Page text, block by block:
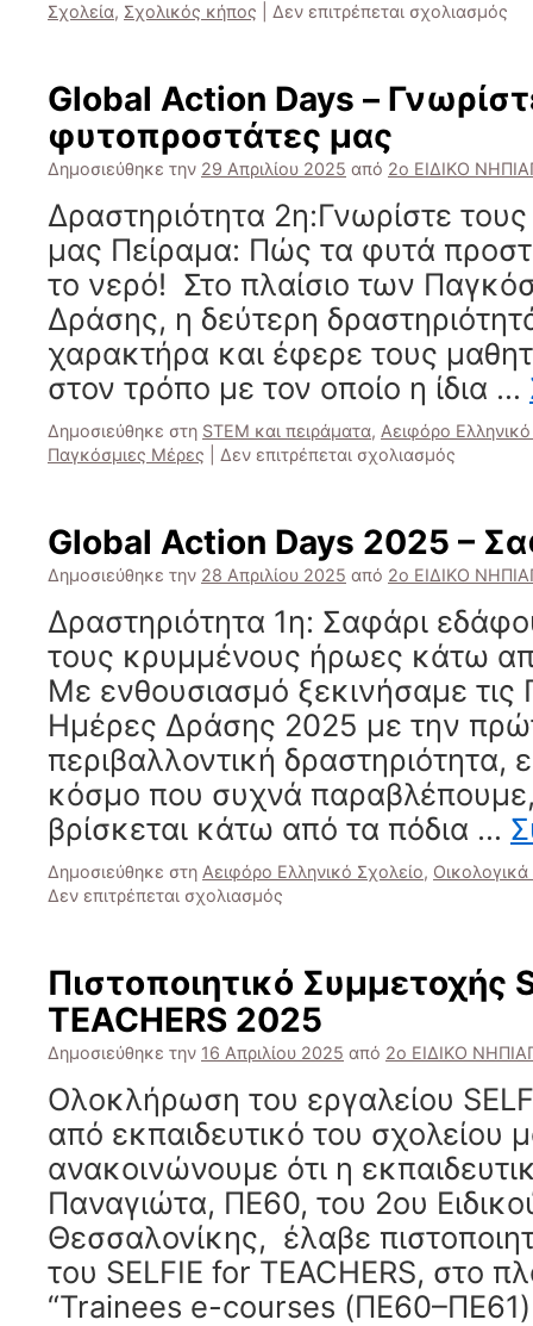
Σχολεία, Σχολικός κήπος Δεν επιτρέπεται σχολιασμός
Global Action Days –
φυτοπροστάτες μας
Δημοσιεύθηκε την 29 Απριλίου 2025 από 2ο ΕΙΔΙΚΟ
Δραστηριότητα 2η:Γνωρίστε
μας Πείραμα: Πώς τα φυτά
το νερό! Στο πλαίσιο των
Δράσης, η δεύτερη
χαρακτήρα και έφερε τους
στον τρόπο με τον οποίο η ίδια …
Δημοσιεύθηκε στη STEM και πειράματα, Αειφόρο
Παγκόσμιες Μέρες
Δεν επιτρέπεται σχολιασμός
Days
–
Γνωρίστε
Global Action Days 2025 –
Δημοσιεύθηκε την 28 Απριλίου 2025 από 2ο ΕΙΔΙΚΟ
Δραστηριότητα 1η: Σαφάρι
τους κρυμμένους ήρωες κάτω
Με ενθουσιασμό ξεκινήσαμε τις
Ημέρες Δράσης 2025 με την
περιβαλλοντική
κόσμο που συχνά
βρίσκεται κάτω από τα πόδια …
Δημοσιεύθηκε στη Αειφόρο Ελληνικό Σχολείο,
Δεν επιτρέπεται σχολιασμός
Days
2025
–
Σαφάρι
εδάφους
Πιστοποιητικό Συμμετοχής
TEACHERS 2025
Δημοσιεύθηκε την 16 Απριλίου 2025 από 2ο ΕΙΔΙΚΟ
Ολοκλήρωση του εργαλείου
από εκπαιδευτικό του σχολείου
ανακοινώνουμε ότι η
Παναγιώτα, ΠΕ60, του 2ου
Θεσσαλονίκης, έλαβε
του SELFIE for TEACHERS, στο
“Trainees e-courses